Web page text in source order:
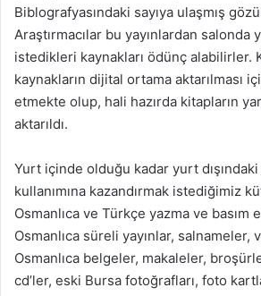
Biblografyasındaki sayıya ulaşmış
Araştırmacılar bu yayınlardan salonda
istedikleri kaynakları ödünç alabilirler.
kaynakların dijital ortama aktarılması
etmekte olup, hali hazırda kitapların
aktarıldı.
Yurt içinde olduğu kadar yurt dışındaki
kullanımına kazandırmak istediğimiz
Osmanlıca ve Türkçe yazma ve basım
Osmanlıca süreli yayınlar, salnameler,
Osmanlıca belgeler, makaleler,
cd’ler, eski Bursa fotoğrafları, foto